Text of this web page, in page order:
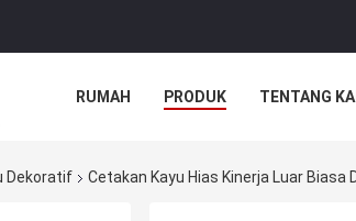
RUMAH PRODUK TENTANG
Dekoratif Cetakan Kayu Hias Kinerja Luar